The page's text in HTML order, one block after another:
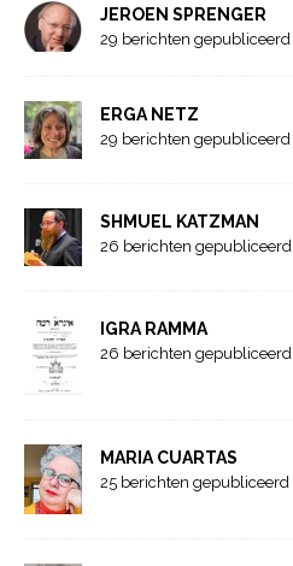
JEROEN SPRENGER
29 berichten gepubliceerd
ERGA NETZ
29 berichten gepubliceerd
SHMUEL KATZMAN
26 berichten gepubliceerd
IGRA RAMMA
26 berichten gepubliceerd
MARIA CUARTAS
25 berichten gepubliceerd